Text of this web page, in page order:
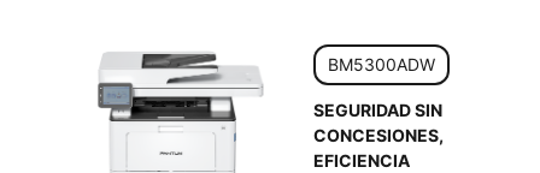
BM5300ADW
SEGURIDAD SIN
CONCESIONES,
EFICIENCIA